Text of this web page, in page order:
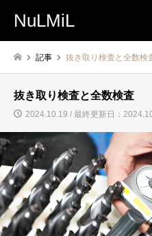
NuLMiL
記事 抜き取り検査と全数検
抜き取り検査と全数検査
2024.10.19 / 最終更新日：